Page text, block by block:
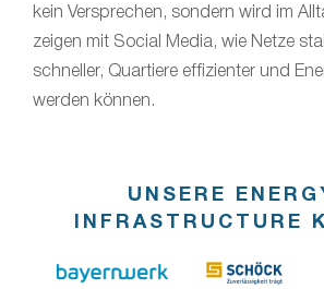
kein Versprechen, sondern wird im
zeigen mit Social Media, wie Netze
schneller, Quartiere effizienter und
werden können.
UNSERE
INFRASTRUCTURE